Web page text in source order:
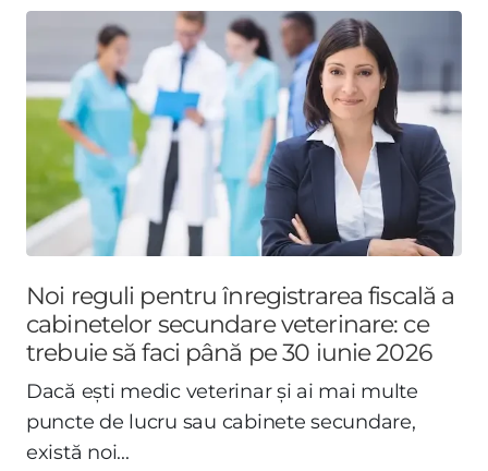
Noi reguli pentru înregistrarea fiscală a
cabinetelor secundare veterinare: ce
trebuie să faci până pe 30 iunie 2026
Dacă ești medic veterinar și ai mai multe
puncte de lucru sau cabinete secundare,
există noi...